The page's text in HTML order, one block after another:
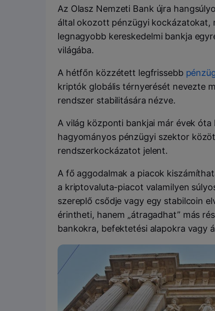
Az Olasz Nemzeti Bank újra
által okozott pénzügyi kockázatokat,
legnagyobb kereskedelmi bankja
világába.
A hétfőn közzétett legfrissebb
kriptók globális térnyerését nevezte
rendszer stabilitására nézve.
A világ központi bankjai már évek
hagyományos pénzügyi szektor
rendszerkockázatot jelent.
A fő aggodalmak a piacok
a kriptovaluta-piacot valamilyen
szereplő csődje vagy egy stabilcoin
érintheti, hanem „átragadhat” más
bankokra, befektetési alapokra vagy